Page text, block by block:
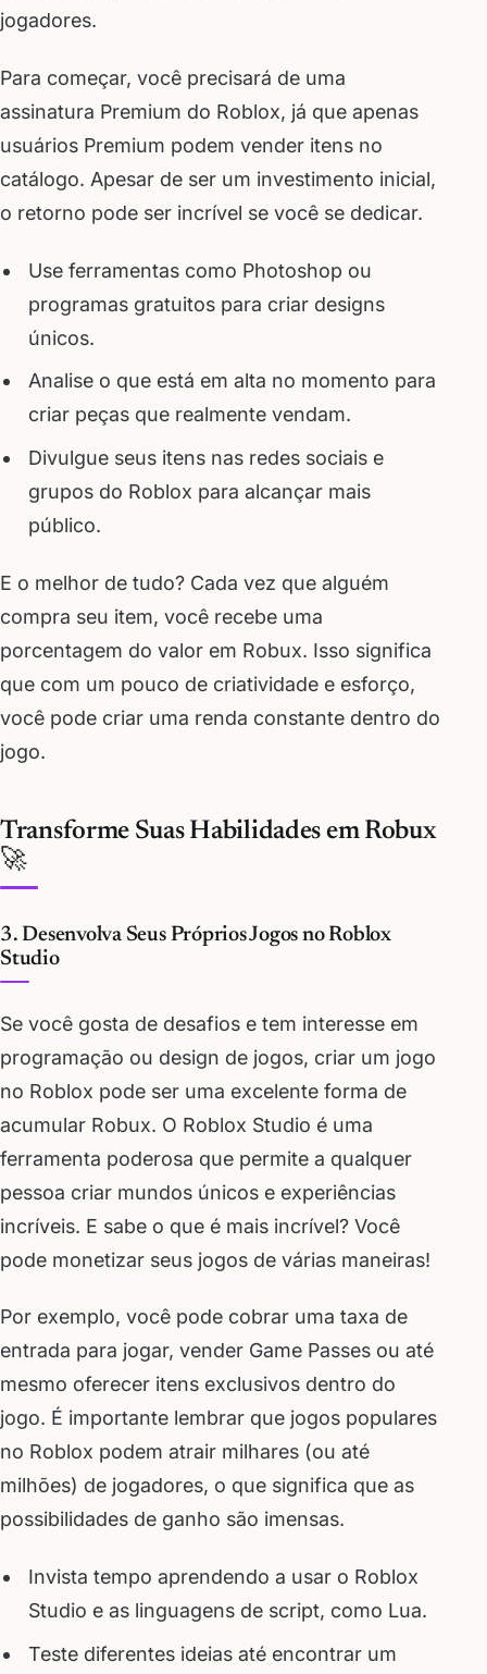
jogadores.
Para começar, você precisará de uma
assinatura Premium do Roblox, já que apenas
usuários Premium podem vender itens no
catálogo. Apesar de ser um investimento inicial,
o retorno pode ser incrível se você se dedicar.
Use ferramentas como Photoshop ou
programas gratuitos para criar designs
únicos.
Analise o que está em alta no momento para
criar peças que realmente vendam.
Divulgue seus itens nas redes sociais e
grupos do Roblox para alcançar mais
público.
E o melhor de tudo? Cada vez que alguém
compra seu item, você recebe uma
porcentagem do valor em Robux. Isso significa
que com um pouco de criatividade e esforço,
você pode criar uma renda constante dentro do
jogo.
Transforme Suas Habilidades em Robux
🚀
3. Desenvolva Seus Próprios Jogos no Roblox
Studio
Se você gosta de desafios e tem interesse em
programação ou design de jogos, criar um jogo
no Roblox pode ser uma excelente forma de
acumular Robux. O Roblox Studio é uma
ferramenta poderosa que permite a qualquer
pessoa criar mundos únicos e experiências
incríveis. E sabe o que é mais incrível? Você
pode monetizar seus jogos de várias maneiras!
Por exemplo, você pode cobrar uma taxa de
entrada para jogar, vender Game Passes ou até
mesmo oferecer itens exclusivos dentro do
jogo. É importante lembrar que jogos populares
no Roblox podem atrair milhares (ou até
milhões) de jogadores, o que significa que as
possibilidades de ganho são imensas.
Invista tempo aprendendo a usar o Roblox
Studio e as linguagens de script, como Lua.
Teste diferentes ideias até encontrar um